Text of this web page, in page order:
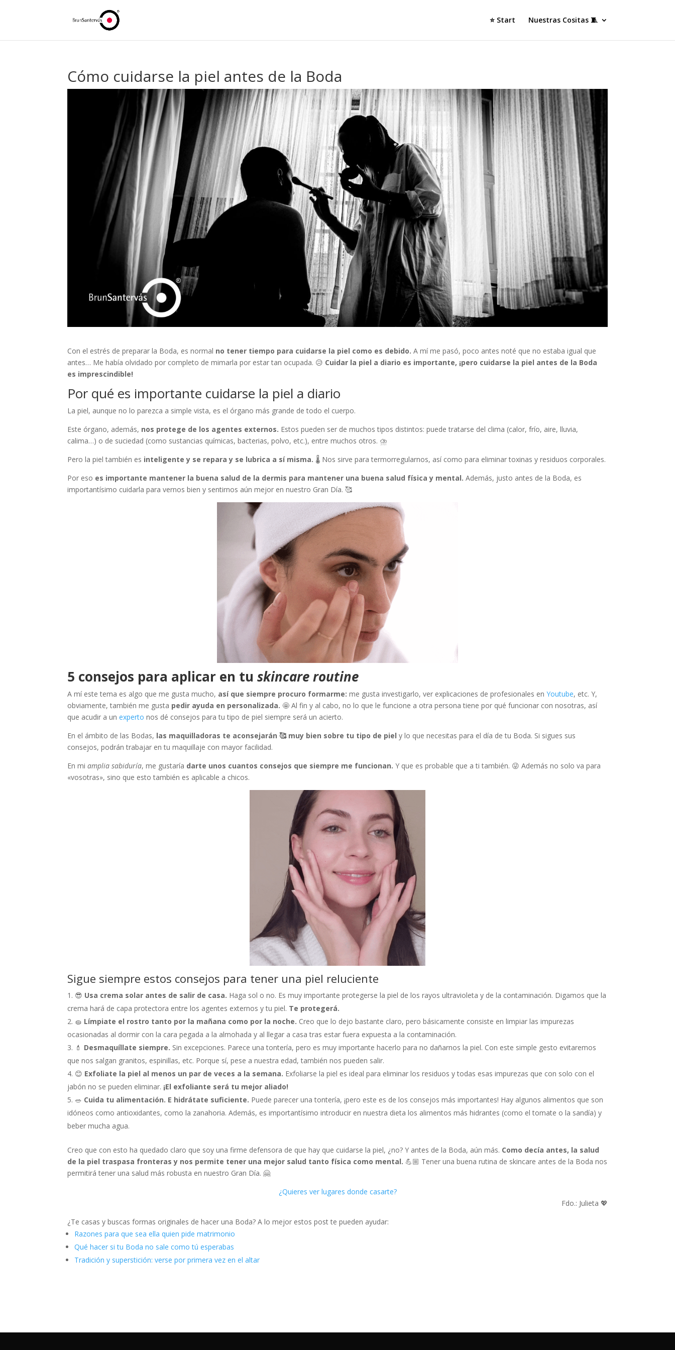
⭐ Start Nuestras Cositas 🧵
Cómo cuidarse la piel antes de la Boda
Con el estrés de preparar la Boda, es normal no tener tiempo para cuidarse la piel como es debido.A mí me pasó, poco antes noté que no estaba igual que
antes… Me había olvidado por completo de mimarla por estar tan ocupada. 😥 Cuidar la piel a diario es importante, ¡pero cuidarse la piel antes de la Boda
es imprescindible!
Por qué es importante cuidarse la piel a diario
La piel, aunque no lo parezca a simple vista, es el órgano más grande de todo el cuerpo.
Este órgano, además, nos protege de los agentes externos. Estos pueden ser de muchos tipos distintos: puede tratarse del clima (calor, frío, aire, lluvia,
calima…) o de suciedad (como sustancias químicas, bacterias, polvo, etc.), entre muchos otros. ⛈️
Pero la piel también es inteligente y se repara y se lubrica a sí misma. 🌡️ Nos sirve para termorregularnos, así como para eliminar toxinas y residuos corporales.
Por eso es importante mantener la buena salud de la dermis para mantener una buena salud física y mental. Además, justo antes de la Boda, es
importantísimo cuidarla para vernos bien y sentirnos aún mejor en nuestro Gran Día. 🥰
5 consejos para aplicar en tuskincare routine
A mí este tema es algo que me gusta mucho, así que siempre procuro formarme:me gusta investigarlo, ver explicaciones de profesionales enYoutube, etc. Y,
obviamente, también me gusta pedir ayuda en personalizada. 🤩 Al fin y al cabo, no lo que le funcione a otra persona tiene por qué funcionar con nosotras, así
que acudir a unexperto nos dé consejos para tu tipo de piel siempre será un acierto.
En el ámbito de las Bodas, las maquilladoras te aconsejarán 🥰 muy bien sobre tu tipo de piely lo que necesitas para el día de tu Boda. Si sigues sus
consejos, podrán trabajar en tu maquillaje con mayor facilidad.
En miamplia sabiduría, me gustaría darte unos cuantos consejos que siempre me funcionan.Y que es probable que a ti también. 😜 Además no solo va para
«vosotras», sino que esto también es aplicable a chicos.
Sigue siempre estos consejos para tener una piel reluciente
😎 Usa crema solar antes de salir de casa. Haga sol o no. Es muy importante protegerse la piel de los rayos ultravioleta y de la contaminación. Digamos que la
crema hará de capa protectora entre los agentes externos y tu piel. Te protegerá.
🧽 Límpiate el rostro tanto por la mañana como por la noche. Creo que lo dejo bastante claro, pero básicamente consiste en limpiar las impurezas
ocasionadas al dormir con la cara pegada a la almohada y al llegar a casa tras estar fuera expuesta a la contaminación.
💄 Desmaquíllate siempre. Sin excepciones. Parece una tontería, pero es muy importante hacerlo para no dañarnos la piel. Con este simple gesto evitaremos
que nos salgan granitos, espinillas, etc. Porque sí, pese a nuestra edad, también nos pueden salir.
😊 Exfoliate la piel al menos un par de veces a la semana. Exfoliarse la piel es ideal para eliminar los residuos y todas esas impurezas que con solo con el
jabón no se pueden eliminar. ¡El exfoliante será tu mejor aliado!
🥗 Cuida tu alimentación. E hidrátate suficiente. Puede parecer una tontería, ¡pero este es de los consejos más importantes! Hay algunos alimentos que son
idóneos como antioxidantes, como la zanahoria. Además, es importantísimo introducir en nuestra dieta los alimentos más hidrantes (como el tomate o la sandía) y
beber mucha agua.
Creo que con esto ha quedado claro que soy una firme defensora de que hay que cuidarse la piel, ¿no? Y antes de la Boda, aún más. Como decía antes, la salud
de la piel traspasa fronteras y nos permite tener una mejor salud tanto física como mental. 💪🏼 Tener una buena rutina de skincare antes de la Boda nos
permitirá tener una salud más robusta en nuestro Gran Día. 🤗
¿Quieres ver lugares donde casarte?
Fdo.: Julieta 💖
¿Te casas y buscas formas originales de hacer una Boda? A lo mejor estos post te pueden ayudar:
Razones para que sea ella quien pide matrimonio
Qué hacer si tu Boda no sale como tú esperabas
Tradición y superstición: verse por primera vez en el altar